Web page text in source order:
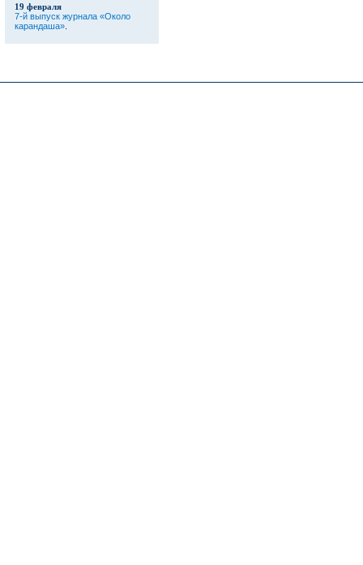
19 февраля
7-й выпуск журнала «Около
карандаша».